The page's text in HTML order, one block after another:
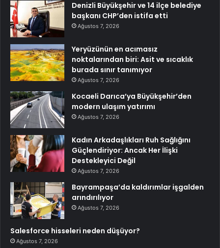
Denizli Büyükşehir ve 14 ilçe belediye
başkanı CHP’den istifa etti
Ağustos 7, 2026
Yeryüzünün en acımasız
noktalarından biri: Asit ve sıcaklık
burada sınır tanımıyor
Ağustos 7, 2026
Kocaeli Darıca’ya Büyükşehir’den
modern ulaşım yatırımı
Ağustos 7, 2026
Kadın Arkadaşlıkları Ruh Sağlığını
Güçlendiriyor: Ancak Her İlişki
Destekleyici Değil
Ağustos 7, 2026
Bayrampaşa’da kaldırımlar işgalden
arındırılıyor
Ağustos 7, 2026
Salesforce hisseleri neden düşüyor?
Ağustos 7, 2026